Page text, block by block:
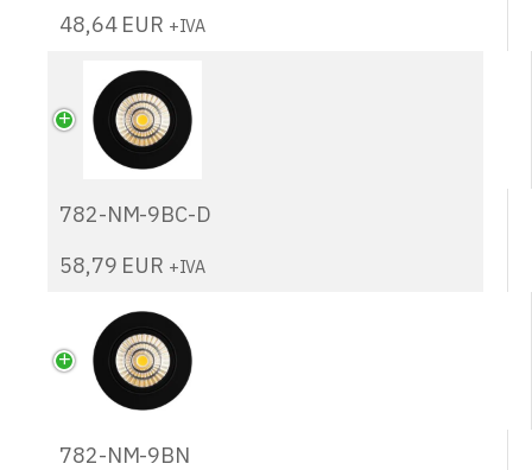
48,64 EUR +IVA
782-NM-9BC-D
58,79 EUR +IVA
782-NM-9BN